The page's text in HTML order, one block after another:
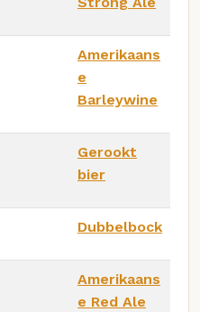
Amerikaans
e
Barleywine
Gerookt
bier
Dubbelbock
Amerikaans
e Red Ale